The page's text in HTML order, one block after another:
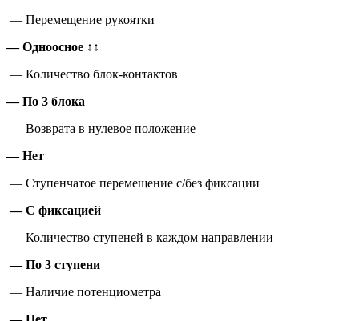
— Перемещение рукоятки
— Одноосное ↕↕
— Количество блок-контактов
— По 3 блока
— Возврата в нулевое положение
— Нет
— Ступенчатое перемещение с/без фиксации
— С фиксацией
— Количество ступеней в каждом направлении
— По 3 ступени
— Наличие потенциометра